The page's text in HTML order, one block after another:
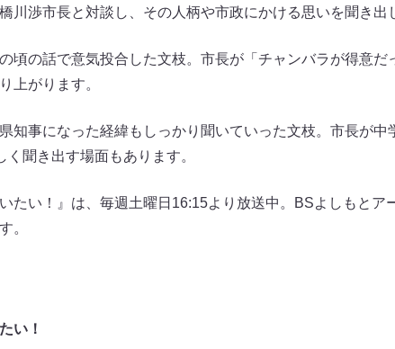
川渉市長と対談し、その人柄や市政にかける思いを聞き出
頃の話で意気投合した文枝。市長が「チャンバラが得意だ
上がります。
知事になった経緯もしっかり聞いていった文枝。市長が中
く聞き出す場面もあります。
たい！』は、毎週土曜日16:15より放送中。BSよしもとア
。
い！